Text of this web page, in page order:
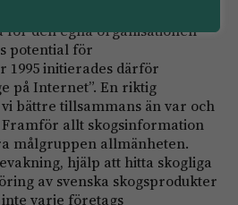
framsynta personer att inte
för den egna organisationen
potential för
1995 initierades därför
på Internet”. En riktig
bättre tillsammans än var och
Framför allt skogsinformation
målgruppen allmänheten.
hjälp att hitta skogliga
av svenska skogsprodukter
varje företags